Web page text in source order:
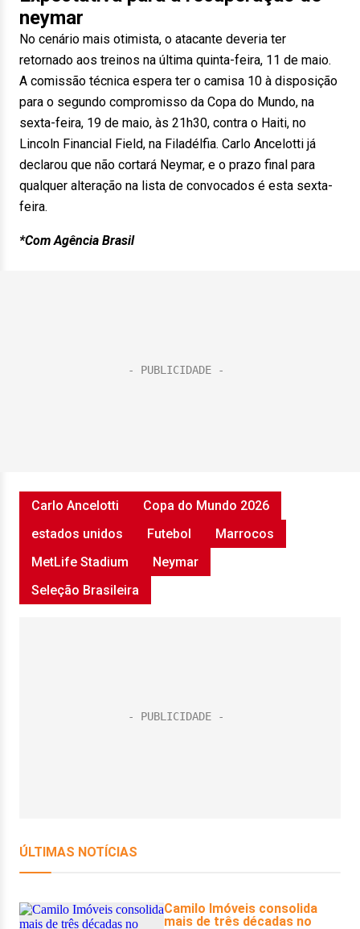
neymar
No cenário mais otimista, o atacante deveria ter
retornado aos treinos na última quinta-feira, 11 de maio.
A comissão técnica espera ter o camisa 10 à disposição
para o segundo compromisso da Copa do Mundo, na
sexta-feira, 19 de maio, às 21h30, contra o Haiti, no
Lincoln Financial Field, na Filadélfia. Carlo Ancelotti já
declarou que não cortará Neymar, e o prazo final para
qualquer alteração na lista de convocados é esta sexta-
feira.
*Com Agência Brasil
Carlo Ancelotti
Copa do Mundo 2026
estados unidos
Futebol
Marrocos
MetLife Stadium
Neymar
Seleção Brasileira